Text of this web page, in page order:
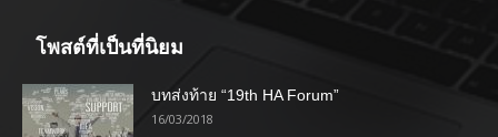
โพสต์ที่เป็นที่นิยม
บทส่งท้าย “19th HA Forum”
16/03/2018